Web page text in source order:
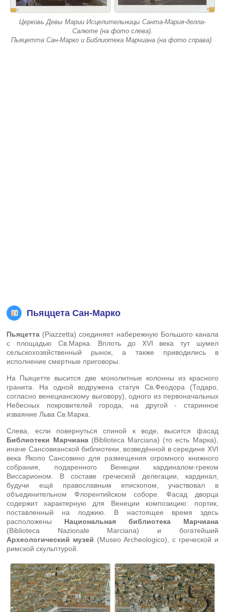
Церковь Девы Марии Исцелительницы Санта-Мария-делла-
Салюте (на фото слева).
Пьяцетта Сан-Марко и Библиотека Марчиана (на фото справа).
Пьяццета Сан-Марко
Пьяцетта (Piazzetta) соединяет набережную Большого канала
с площадью Св.Марка. Вплоть до XVI века тут шумел
сельскохозяйственный рынок, а также приводились в
исполнение смертные приговоры.
На Пьяцетте высится две монолитные колонны из красного
гранита. На одной водружена статуя Св.Феодора (Тодаро,
согласно венецианскому выговору), одного из первоначальных
Небесных покровителей города, на другой - старинное
изваяние Льва Св.Марка.
Слева, если повернуться спиной к воде, высится фасад
Библиотеки Марчиана(Biblioteca Marciana) (то есть Марка),
иначе Сансовианской библиотеки, возведённой в середине XVI
века Якопо Сансовино для размещения огромного книжного
собрания, подаренного Венеции кардиналом-греком
Виссарионом. В составе греческой делегации, кардинал,
будучи ещё православным епископом, участвовал в
объединительном Флорентийском соборе. Фасад дворца
содержит характерную для Венеции композицию: портик,
поставленный на лоджию. В настоящее время здесь
расположены Национальная библиотека Марчиана
(Biblioteca Nazionale Marciana) и богатейший
Археологический музей (Museo Archeologico), с греческой и
римской скульптурой.